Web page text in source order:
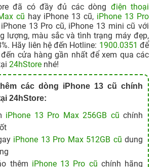
đã có đầy đủ các dòng điện thoại
cũ hay iPhone 13 cũ, iPhone 13 Pro
iPhone 13 Pro cũ, iPhone 13 mini cũ với
lượng, màu sắc và tình trạng máy đẹp,
Hãy liên hệ đến Hotline: 1900.0351 để
cửa hàng gần nhất để xem qua các
24hStore nhé!
các dòng iPhone 13 cũ chính
24hStore:
iPhone 13 Pro Max 256GB cũ chính
iPhone 13 Pro Max 512GB cũ dung
thêm iPhone 13 Pro cũ chính hãng